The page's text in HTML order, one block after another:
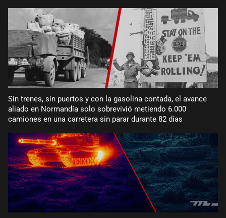
Sin trenes, sin puertos y con la gasolina contada, el avance
aliado en Normandía solo sobrevivió metiendo 6.000
camiones en una carretera sin parar durante 82 días